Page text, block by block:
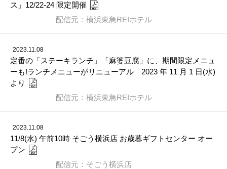
ス」12/22-24 限定開催
配信元：横浜東急REIホテル
2023.11.08
定番の「ステーキランチ」「麻婆豆腐」に、期間限定メニュ
ーも!ランチメニューがリニューアル 2023 年 11 月 1 日(水)
より
配信元：横浜東急REIホテル
2023.11.08
11/8(水) 午前10時 そごう横浜店 お歳暮ギフトセンター オー
プン
配信元：そごう横浜店